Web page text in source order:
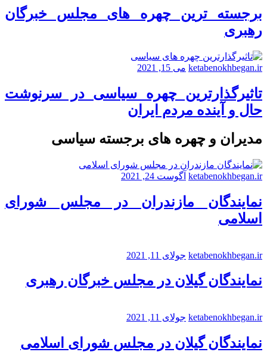
برجسته ترین چهره های مجلس خبرگان
رهبری
ketabenokhbegan.ir می 15, 2021
تاثیرگذارترین چهره سیاسی در سرنوشت
حال و آینده مردم ایران
مدیران و چهره های برجسته سیاسی
ketabenokhbegan.ir آگوست 24, 2021
نمایندگان مازندران در مجلس شورای
اسلامی
ketabenokhbegan.ir جولای 11, 2021
نمایندگان گیلان در مجلس خبرگان رهبری
ketabenokhbegan.ir جولای 11, 2021
نمایندگان گیلان در مجلس شورای اسلامی